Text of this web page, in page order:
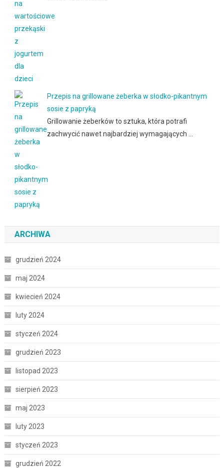
Przepis na grillowane żeberka w słodko-pikantnym
sosie z papryką
Grillowanie żeberków to sztuka, która potrafi
zachwycić nawet najbardziej wymagających …
ARCHIWA
grudzień 2024
maj 2024
kwiecień 2024
luty 2024
styczeń 2024
grudzień 2023
listopad 2023
sierpień 2023
maj 2023
luty 2023
styczeń 2023
grudzień 2022